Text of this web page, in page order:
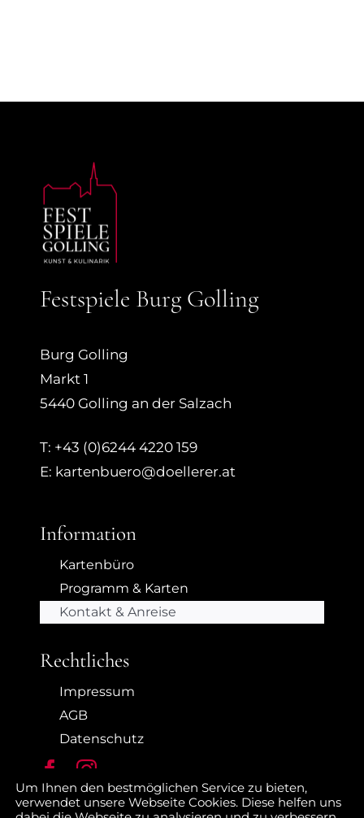
Festspiele Burg Golling
Burg Golling
Markt 1
5440 Golling an der Salzach
T: +43 (0)6244 4220 159
E: kartenbuero@doellerer.at
Information
Kartenbüro
Programm & Karten
Kontakt & Anreise
Rechtliches
Impressum
AGB
Datenschutz
Um Ihnen den bestmöglichen Service zu bieten,
verwendet unsere Webseite Cookies. Diese helfen uns